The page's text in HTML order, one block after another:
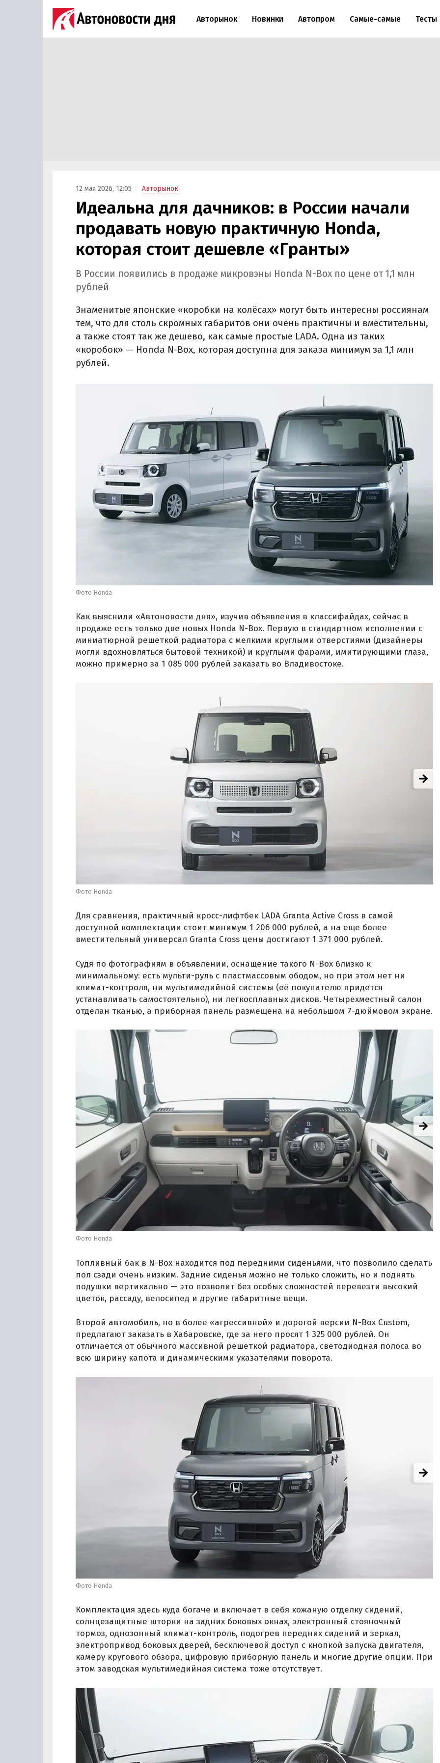
Авторынок Новинки Автопром Самые-самые Тесты
12 мая 2026, 12:05 Авторынок
Идеальна для дачников: в России начали
продавать новую практичную Honda,
которая стоит дешевле «Гранты»
В России появились в продаже микровэны Honda N-Box по цене от 1,1 млн
рублей
Знаменитые японские «коробки на колёсах» могут быть интересны россиянам
тем, что для столь скромных габаритов они очень практичны и вместительны,
а также стоят так же дешево, как самые простые LADA. Одна из таких
«коробок» — Honda N-Box, которая доступна для заказа минимум за 1,1 млн
рублей.
Фото Honda
Как выяснили «Автоновости дня», изучив объявления в классифайдах, сейчас в
продаже есть только две новых Honda N-Box. Первую в стандартном исполнении с
миниатюрной решеткой радиатора с мелкими круглыми отверстиями (дизайнеры
могли вдохновляться бытовой техникой) и круглыми фарами, имитирующими глаза,
можно примерно за 1 085 000 рублей заказать во Владивостоке.
Фото Honda
Для сравнения, практичный кросс-лифтбек LADA Granta Active Cross в самой
доступной комплектации стоит минимум 1 206 000 рублей, а на еще более
вместительный универсал Granta Cross цены достигают 1 371 000 рублей.
Судя по фотографиям в объявлении, оснащение такого N-Box близко к
минимальному: есть мульти-руль с пластмассовым ободом, но при этом нет ни
климат-контроля, ни мультимедийной системы (её покупателю придется
устанавливать самостоятельно), ни легкосплавных дисков. Четырехместный салон
отделан тканью, а приборная панель размещена на небольшом 7-дюймовом экране.
Фото Honda
Топливный бак в N-Box находится под передними сиденьями, что позволило сделать
пол сзади очень низким. Задние сиденья можно не только сложить, но и поднять
подушки вертикально — это позволит без особых сложностей перевезти высокий
цветок, рассаду, велосипед и другие габаритные вещи.
Второй автомобиль, но в более «агрессивной» и дорогой версии N-Box Custom,
предлагают заказать в Хабаровске, где за него просят 1 325 000 рублей. Он
отличается от обычного массивной решеткой радиатора, светодиодная полоса во
всю ширину капота и динамическими указателями поворота.
Фото Honda
Комплектация здесь куда богаче и включает в себя кожаную отделку сидений,
солнцезащитные шторки на задних боковых окнах, электронный стояночный
тормоз, однозонный климат-контроль, подогрев передних сидений и зеркал,
электропривод боковых дверей, бесключевой доступ с кнопкой запуска двигателя,
камеру кругового обзора, цифровую приборную панель и многие другие опции. При
этом заводская мультимедийная система тоже отсутствует.